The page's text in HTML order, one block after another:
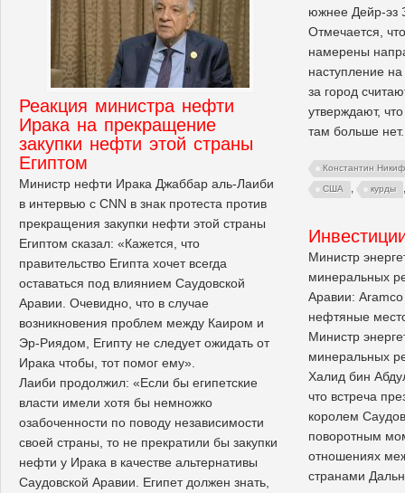
южнее Дейр-эз
Отмечается,
намерены
наступление
за город
утверждают,
там больше нет.
Константин
США , курды
Реакция министра нефти
Ирака на прекращение
закупки нефти этой страны
Египтом
Министр нефти Ирака Джаббар аль-Лаиби
в интервью с CNN в знак протеста против
прекращения закупки нефти этой страны
Египтом сказал: «Кажется, что
правительство Египта хочет всегда
оставаться под влиянием Саудовской
Аравии. Очевидно, что в случае
возникновения проблем между Каиром и
Эр-Риядом, Египту не следует ожидать от
Ирака чтобы, тот помог ему».
Лаиби продолжил: «Если бы египетские
власти имели хотя бы немножко
озабоченности по поводу независимости
своей страны, то не прекратили бы закупки
нефти у Ирака в качестве альтернативы
Саудовской Аравии. Египет должен знать,
Министр
минеральных
Аравии: Aramco
нефтяные
Министр
минеральных
Халид бин
что встреча
королем
поворотным
отношениях
странами